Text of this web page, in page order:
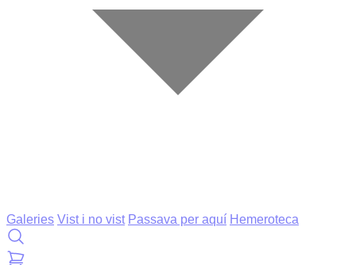
Galeries Vist i no vist Passava per aquí Hemeroteca